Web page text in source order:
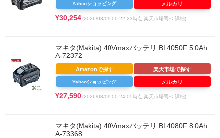
¥30,254 (2026/08/09 00:22:23時点 楽天市場調べ-詳細)
Yahooショッピング メルカリ
マキタ(Makita) 40Vmaxバッテリ BL4050F 5.0Ah
A-72372
¥27,590 (2026/08/09 00:24:05時点 楽天市場調べ-詳細)
Amazonで探す 楽天市場で探す
Yahooショッピング メルカリ
マキタ(Makita) 40Vmaxバッテリ BL4080F 8.0Ah
A-73368